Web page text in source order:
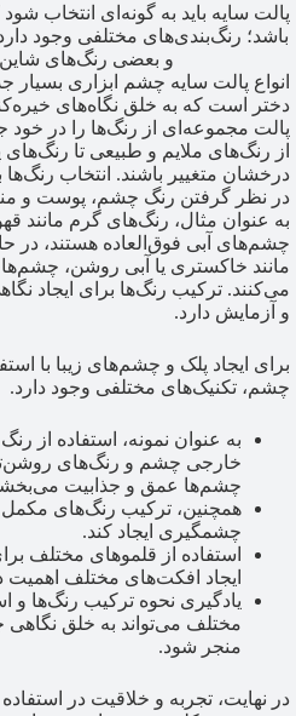
پالت سایه باید به گونه‌ای انتخاب
باشد؛ رنگ‌بندی‌های مختلفی وجود
و بعضی رنگ‌های
انواع پالت سایه چشم ابزاری
دختر است که به خلق نگاه‌های
پالت مجموعه‌ای از رنگ‌ها را در خود
از رنگ‌های ملایم و طبیعی تا رنگ‌های
درخشان متغییر باشند. انتخاب رنگ‌ها
در نظر گرفتن رنگ چشم، پوست و
به عنوان مثال، رنگ‌های گرم مانند
چشم‌های آبی فوق‌العاده هستند، در
مانند خاکستری یا آبی روشن،
می‌کنند. ترکیب رنگ‌ها برای ایجاد
و آزمایش دارد.
برای ایجاد پلک و چشم‌های زیبا با
چشم، تکنیک‌های مختلفی وجود دارد.
به عنوان نمونه، استفاده از
خارجی چشم و رنگ‌های
چشم‌ها عمق و جذابیت
همچنین، ترکیب رنگ‌های مکمل
چشمگیری ایجاد کند.
استفاده از قلموهای مختلف
ایجاد افکت‌های مختلف اهمیت
یادگیری نحوه ترکیب رنگ‌ها و
مختلف می‌تواند به خلق
منجر شود.
در نهایت، تجربه و خلاقیت در